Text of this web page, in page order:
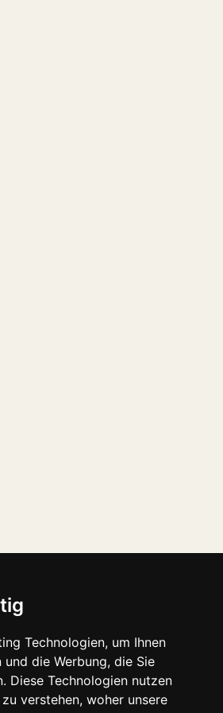
Technologien, um Ihnen
die Werbung, die Sie
Diese Technologien nutzen
verstehen, woher unsere